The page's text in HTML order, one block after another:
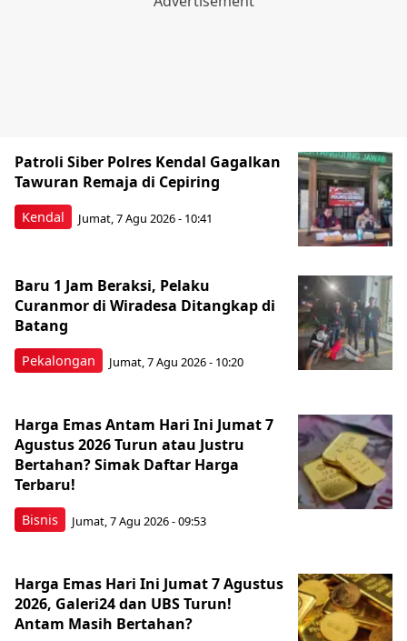
Kendal
Patroli Siber Polres Kendal Gagalkan
Tawuran Remaja di Cepiring
Jumat, 7 Agu 2026 - 10:41
Pekalongan
Baru 1 Jam Beraksi, Pelaku
Curanmor di Wiradesa Ditangkap di
Batang
Jumat, 7 Agu 2026 - 10:20
Bisnis
Harga Emas Antam Hari Ini Jumat 7
Agustus 2026 Turun atau Justru
Bertahan? Simak Daftar Harga
Terbaru!
Jumat, 7 Agu 2026 - 09:53
Harga Emas Hari Ini Jumat 7 Agustus
2026, Galeri24 dan UBS Turun!
Antam Masih Bertahan?